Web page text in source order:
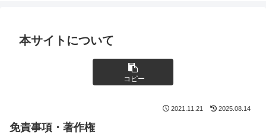
本サイトについて
コピー
2021.11.21 2025.08.14
免責事項 ・ 著作権